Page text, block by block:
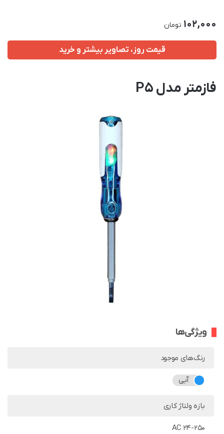
102,000 تومان
قیمت روز، تصاویر بیشتر و خرید
فازمتر مدل P5
ویژگی‌ها
رنگ‌های موجود
آبی
بازه ولتاژ کاری
AC 24-250